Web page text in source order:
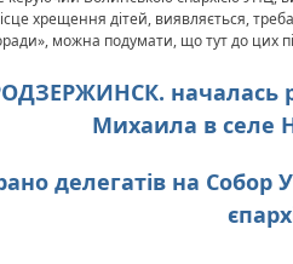
хрещення дітей, виявляється,
можна подумати, що тут до цих
началась
Михаила в селе
делегатів на Собор